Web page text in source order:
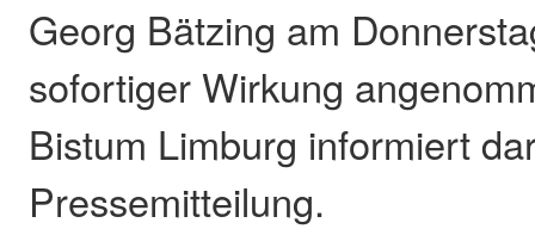
Georg Bätzing am
sofortiger Wirkung
Bistum Limburg informiert
Pressemitteilung.